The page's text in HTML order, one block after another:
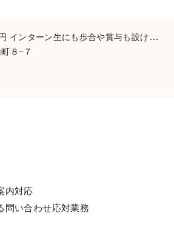
ターン生にも歩合や賞与も設けております♪
８−７
内対応
問い合わせ応対業務